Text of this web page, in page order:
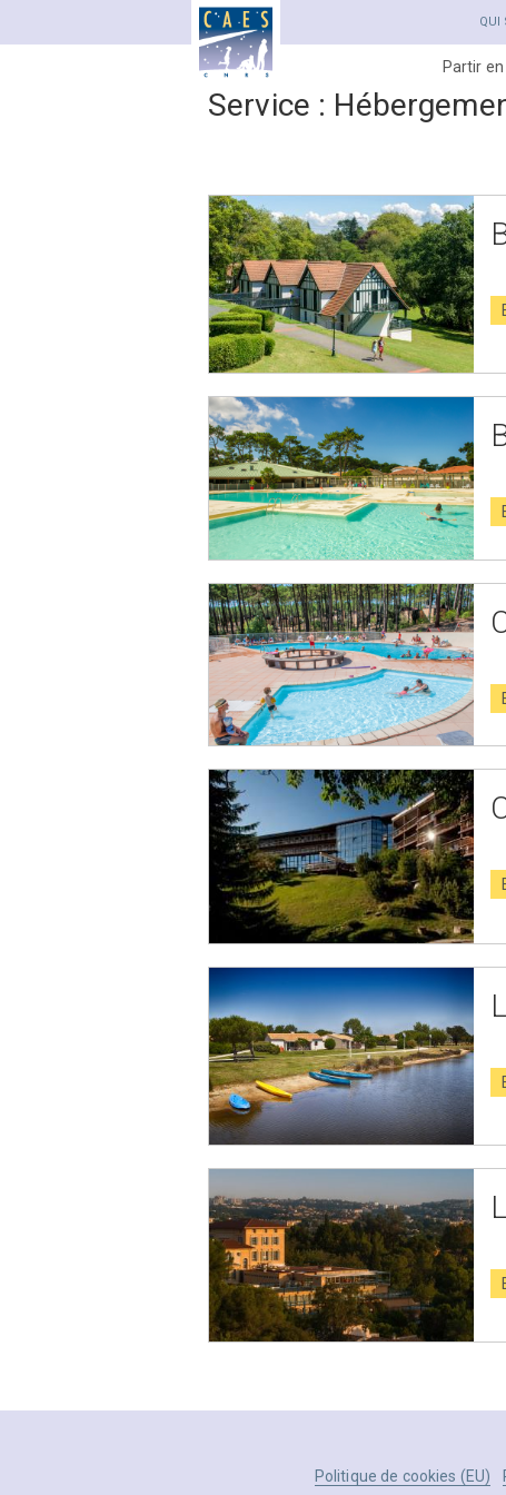
QUI
Partir
Service :
Politique de cookies (EU)